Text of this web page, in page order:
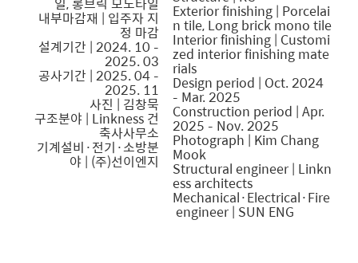
내부마감재 | 입주자 지
정 마감
설계기간 | 2024. 10 –
2025. 03
공사기간 | 2025. 04 –
2025. 11
사진 | 김창묵
구조분야 | Linkness 건
축사사무소
기계설비·전기·소방분
야 | (주)선이엔지
Exterior finishing | Porcelai
n tile, Long brick mono tile
Interior finishing | Customi
zed interior finishing mate
rials
Design period | Oct. 2024
– Mar. 2025
Construction period | Apr.
2025 – Nov. 2025
Photograph | Kim Chang
Mook
Structural engineer | Linkn
ess architects
Mechanical·Electrical·Fire
engineer | SUN ENG